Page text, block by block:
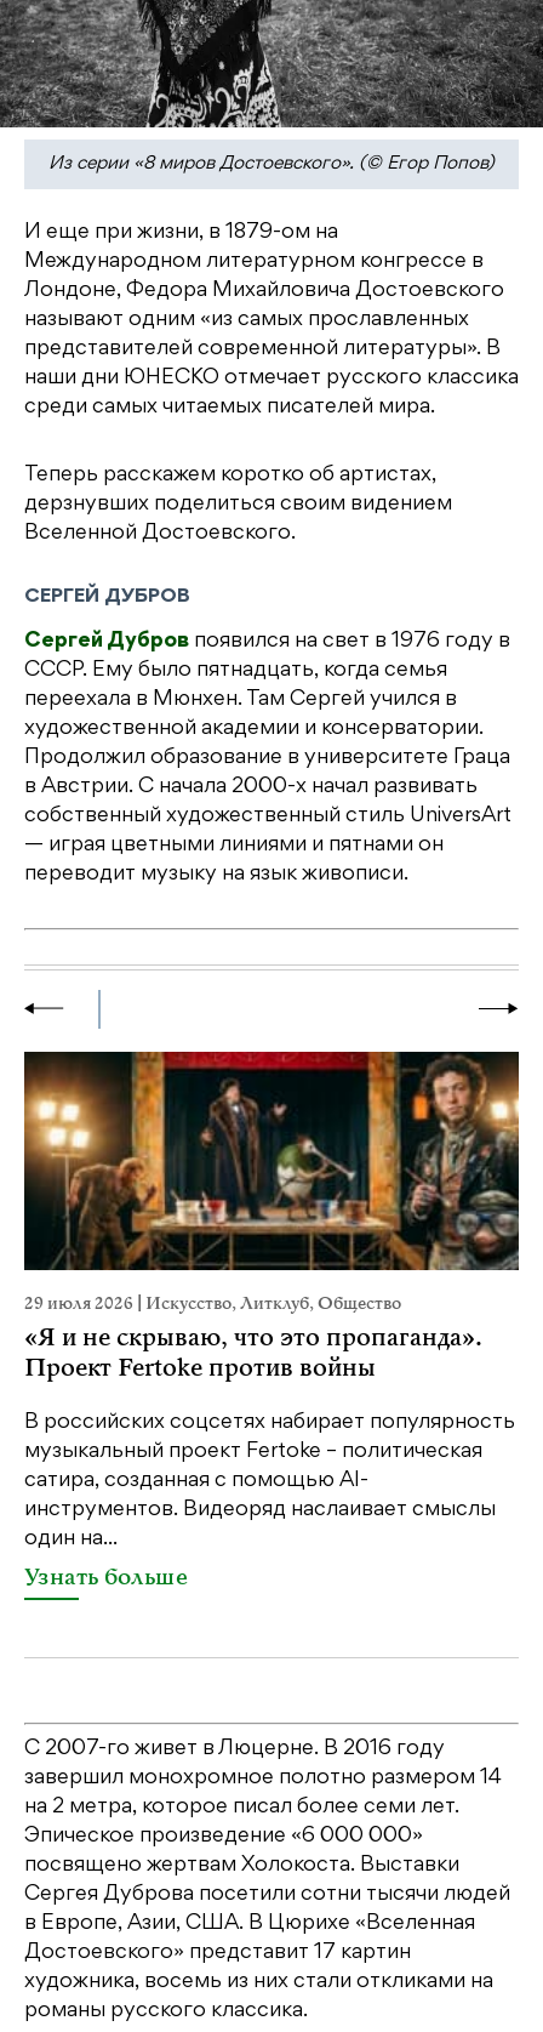
Из серии «8 миров Достоевского». (© Егор Попов)
И еще при жизни, в 1879-ом на
Международном литературном конгрессе в
Лондоне, Федора Михайловича Достоевского
называют одним «из самых прославленных
представителей современной литературы». В
наши дни ЮНЕСКО отмечает русского классика
среди самых читаемых писателей мира.
Теперь расскажем коротко об артистах,
дерзнувших поделиться своим видением
Вселенной Достоевского.
СЕРГЕЙ ДУБРОВ
Сергей Дубров появился на свет в 1976 году в
СССР. Ему было пятнадцать, когда семья
переехала в Мюнхен. Там Сергей учился в
художественной академии и консерватории.
Продолжил образование в университете Граца
в Австрии. С начала 2000-х начал развивать
собственный художественный стиль UniversArt
— играя цветными линиями и пятнами он
переводит музыку на язык живописи.
29 июля 2026 Искусство,Литклуб,Общество
«Я и не скрываю, что это пропаганда».
Проект Fertoke против войны
В российских соцсетях набирает популярность
музыкальный проект Fertoke – политическая
сатира, созданная с помощью AI-
инструментов. Видеоряд наслаивает смыслы
один на...
Узнать больше
С 2007-го живет в Люцерне. В 2016 году
завершил монохромное полотно размером 14
на 2 метра, которое писал более семи лет.
Эпическое произведение «6 000 000»
посвящено жертвам Холокоста. Выставки
Сергея Дуброва посетили сотни тысячи людей
в Европе, Азии, США. В Цюрихе «Вселенная
Достоевского» представит 17 картин
художника, восемь из них стали откликами на
романы русского классика.